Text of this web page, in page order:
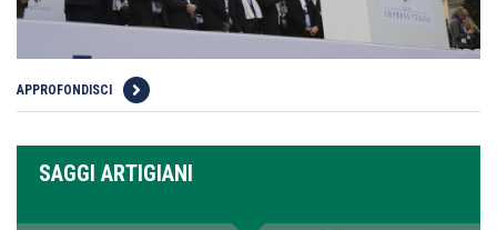
APPROFONDISCI
SAGGI ARTIGIANI